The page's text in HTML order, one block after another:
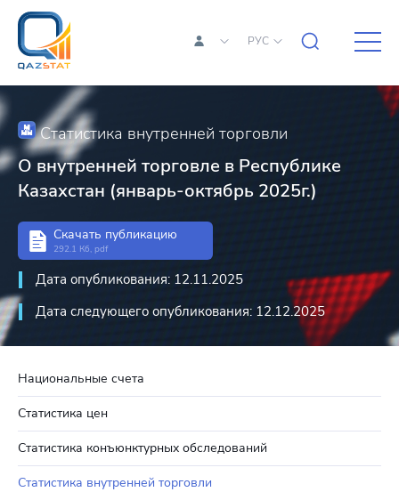
РУС
Национальные счета
Статистика цен
Статистика конъюнктурных обследований
Статистика внутренней торговли
Статистика внутренней торговли
О внутренней торговле в Республике
Казахстан (январь-октябрь 2025г.)
Скачать публикацию
292.1 Кб, pdf
Дата опубликования: 12.11.2025
Дата следующего опубликования: 12.12.2025